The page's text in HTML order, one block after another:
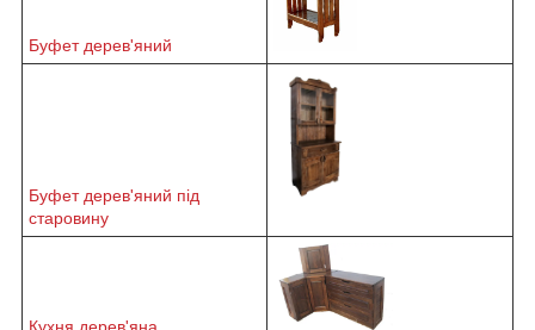
Буфет дерев'яний
Буфет дерев'яний під
старовину